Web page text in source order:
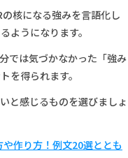
核になる強みを言語化し
ようになります。
では気づかなかった「強み
を得られます。
と感じるものを選びましょ
作り方！例文20選ととも